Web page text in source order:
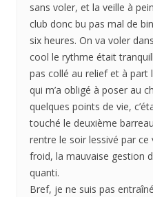
sans voler, et la veille à
club donc bu pas mal de
six heures. On va voler
cool le rythme était
pas collé au relief et à
qui m’a obligé à poser au
quelques points de vie,
touché le deuxième
rentre le soir lessivé par ce
froid, la mauvaise gestion
quanti.
Bref, je ne suis pas